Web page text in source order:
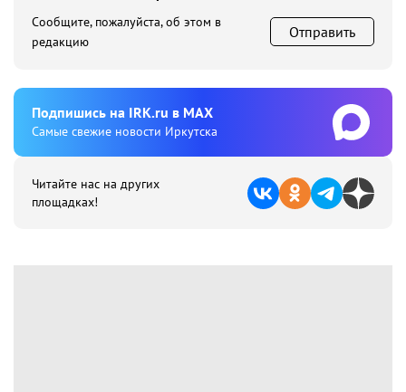
Сообщите, пожалуйста, об этом в
редакцию
Отправить
Подпишиcь на IRK.ru в MAX
Cамые свежие новости Иркутска
Читайте нас на других
площадках!